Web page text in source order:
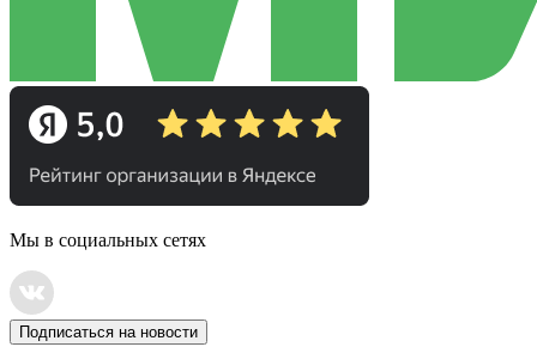
Мы в социальных сетях
Подписаться на новости